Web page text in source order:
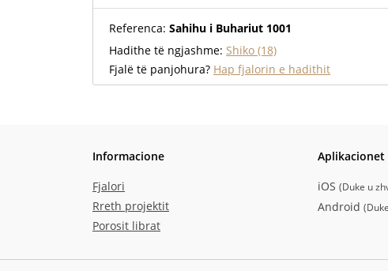
Referenca: Sahihu i Buhariut 1001
Hadithe të ngjashme: Shiko (18)
Fjalë të panjohura? Hap fjalorin e hadithit
Informacione
Fjalori
Rreth projektit
Porosit librat
Aplikacionet
iOS (Duke u
Android (